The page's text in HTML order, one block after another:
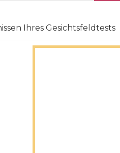
Ihres Gesichtsfeldtests